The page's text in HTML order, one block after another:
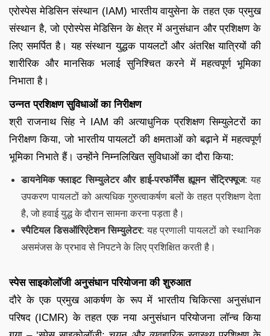
एरोस्पेस मेडिसिन संस्थान (IAM) भारतीय वायुसेना के तहत एक प्रमुख
संस्थान है, जो एरोस्पेस मेडिसिन के क्षेत्र में अनुसंधान और प्रशिक्षण के
लिए समर्पित है। यह संस्थान युद्धक पायलटों और अंतरिक्ष यात्रियों की
शारीरिक और मानसिक भलाई सुनिश्चित करने में महत्वपूर्ण भूमिका
निभाता है।
उन्नत प्रशिक्षण सुविधाओं का निरीक्षण
श्री राजनाथ सिंह ने IAM की अत्याधुनिक प्रशिक्षण सिम्युलेटरों का
निरीक्षण किया, जो भारतीय पायलटों की क्षमताओं को बढ़ाने में महत्वपूर्ण
भूमिका निभाते हैं। उन्होंने निम्नलिखित सुविधाओं का दौरा किया:
डायनेमिक फ्लाइट सिम्युलेटर और हाई-परफॉर्मेंस ह्यूमन सेंट्रिफ्यूज: यह
उपकरण पायलटों को अत्यधिक गुरुत्वाकर्षण बलों के तहत प्रशिक्षण देता
है, जो हवाई युद्ध के दौरान सामना करना पड़ता है।
स्पैटियल डिसऑरिएंटेशन सिम्युलेटर: यह प्रणाली पायलटों को स्थानिक
असमंजस के प्रभाव से निपटने के लिए प्रशिक्षित करती है।
स्पेस साइकोलॉजी अनुसंधान परियोजना की शुरुआत
दौरे के एक प्रमुख आकर्षण के रूप में भारतीय चिकित्सा अनुसंधान
परिषद (ICMR) के तहत एक नया अनुसंधान परियोजना लॉन्च किया